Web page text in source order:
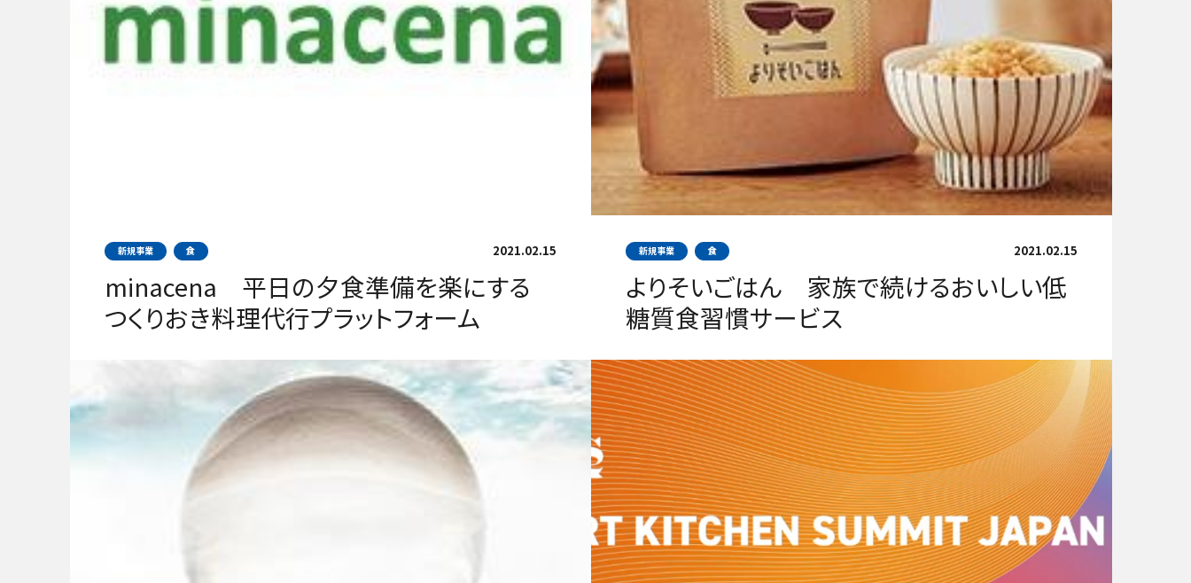
新規事業 食
minacena 平日の夕食準備を楽にする
つくりおき料理代行プラットフォーム
2021.02.15 新規事業 食
よりそいごはん 家族で続けるおいしい低
糖質食習慣サービス
2021.02.15